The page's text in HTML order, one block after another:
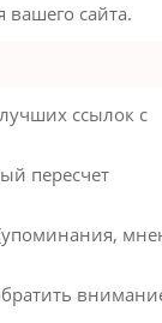
сайта.
ссылок с
пересчет